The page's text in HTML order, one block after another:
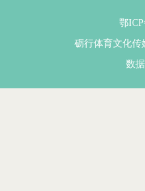
鄂ICP
砺行体育文化传
数